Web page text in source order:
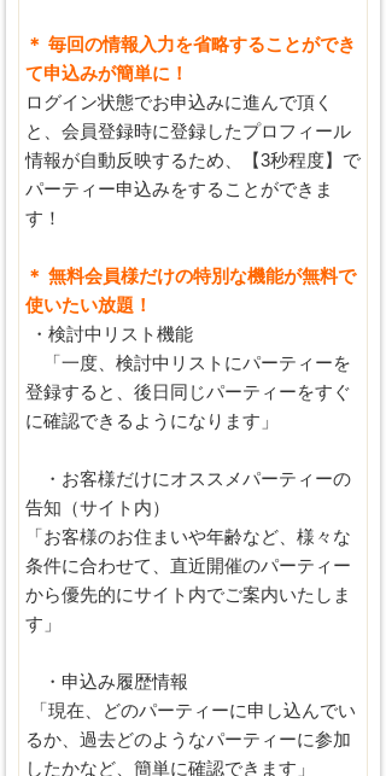
＊ 毎回の情報入力を省略することができ
て申込みが簡単に！
ログイン状態でお申込みに進んで頂く
と、会員登録時に登録したプロフィール
情報が自動反映するため、【3秒程度】で
パーティー申込みをすることができま
す！
＊ 無料会員様だけの特別な機能が無料で
使いたい放題！
・検討中リスト機能
「一度、検討中リストにパーティーを
登録すると、後日同じパーティーをすぐ
に確認できるようになります」
・お客様だけにオススメパーティーの
告知（サイト内）
「お客様のお住まいや年齢など、様々な
条件に合わせて、直近開催のパーティー
から優先的にサイト内でご案内いたしま
す」
・申込み履歴情報
「現在、どのパーティーに申し込んでい
るか、過去どのようなパーティーに参加
したかなど、簡単に確認できます」